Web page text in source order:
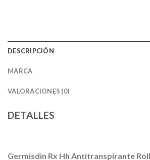
DESCRIPCIÓN
MARCA
VALORACIONES (0)
DETALLES
Germisdin Rx Hh Antitranspirante